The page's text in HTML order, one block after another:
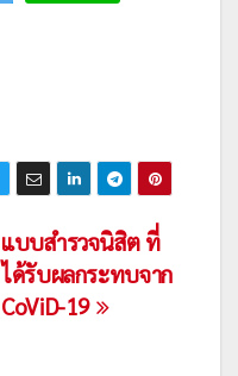
แบบสำรวจนิสิต ที่
ได้รับผลกระทบจาก
CoViD-19